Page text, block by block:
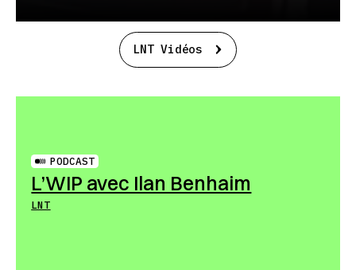
LNT Vidéos
PODCAST
L’WIP avec Ilan Benhaim
LNT